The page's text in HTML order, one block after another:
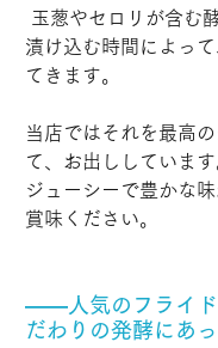
玉葱やセロリが含む
漬け込む時間によっ
てきます。
当店ではそれを最高
て、お出ししています
ジューシーで豊かな
賞味ください。
――人気のフライド
だわりの発酵にあ